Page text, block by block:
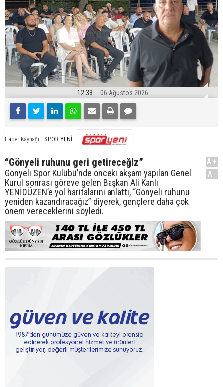
12:33 06 Ağustos 2026
Haber Kaynağı SPOR YENİ
“Gönyeli ruhunu geri getireceğiz”
Gönyeli Spor Kulübü’nde önceki akşam yapılan Genel
Kurul sonrası göreve gelen Başkan Ali Kanlı
YENİDÜZEN’e yol haritalarını anlattı, “Gönyeli ruhunu
yeniden kazandıracağız” diyerek, gençlere daha çok
önem vereceklerini söyledi.
A+
A-